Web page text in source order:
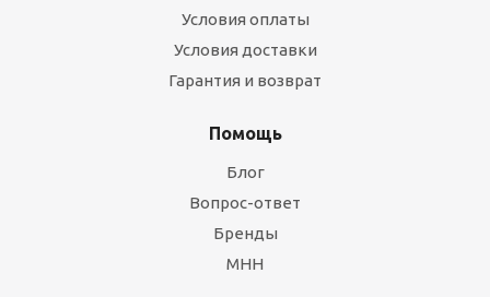
Условия оплаты
Условия доставки
Гарантия и возврат
Помощь
Блог
Вопрос-ответ
Бренды
МНН